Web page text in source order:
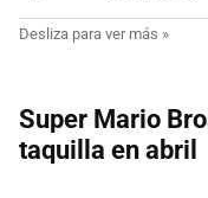
Super Mario
taquilla en abril